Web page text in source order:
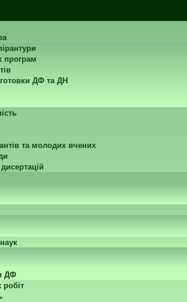
програм
ДФ та ДН
та молодих вчених
ДФ